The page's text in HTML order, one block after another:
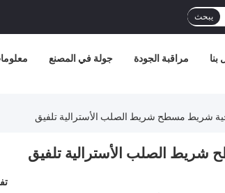
يبحث
جولة في المصنع مراقبة الجودة بنا
شريط مسطح شريط الصلب الأسترالية تلفيق
الصلب الأسترالية تلفيق